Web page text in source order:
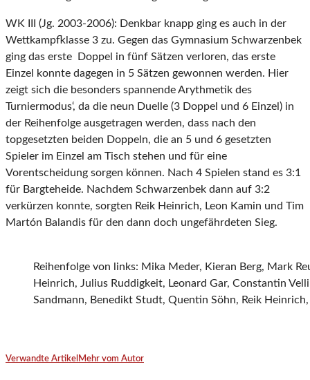
WK III (Jg. 2003-2006): Denkbar knapp ging es auch in der
Wettkampfklasse 3 zu. Gegen das Gymnasium Schwarzenbek
ging das erste Doppel in fünf Sätzen verloren, das erste
Einzel konnte dagegen in 5 Sätzen gewonnen werden. Hier
zeigt sich die besonders spannende Arythmetik des
Turniermodus‘, da die neun Duelle (3 Doppel und 6 Einzel) in
der Reihenfolge ausgetragen werden, dass nach den
topgesetzten beiden Doppeln, die an 5 und 6 gesetzten
Spieler im Einzel am Tisch stehen und für eine
Vorentscheidung sorgen können. Nach 4 Spielen stand es 3:1
für Bargteheide. Nachdem Schwarzenbek dann auf 3:2
verkürzen konnte, sorgten Reik Heinrich, Leon Kamin und Tim
Martón Balandis für den dann doch ungefährdeten Sieg.
Reihenfolge von links: Mika Meder, Kieran Berg, Mark
Heinrich, Julius Ruddigkeit, Leonard Gar, Constantin
Sandmann, Benedikt Studt, Quentin Söhn, Reik
Verwandte Artikel Mehr vom Autor